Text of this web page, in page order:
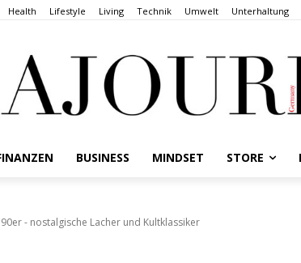
Health Lifestyle Living Technik Umwelt Unterhaltung
BUSINESS MINDSET STORE
- nostalgische Lacher und Kultklassiker